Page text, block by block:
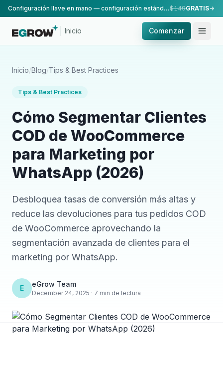
Configuración llave en mano — configuración estándar, realizada por nuestro equipo.$149GRATIS
Inicio Comenzar
Inicio/Blog/Tips & Best Practices
Tips & Best Practices
Cómo Segmentar Clientes
COD de WooCommerce
para Marketing por
WhatsApp (2026)
Desbloquea tasas de conversión más altas y
reduce las devoluciones para tus pedidos COD
de WooCommerce aprovechando la
segmentación avanzada de clientes para el
marketing por WhatsApp.
E eGrow Team
December 24, 2025 · 7 min de lectura